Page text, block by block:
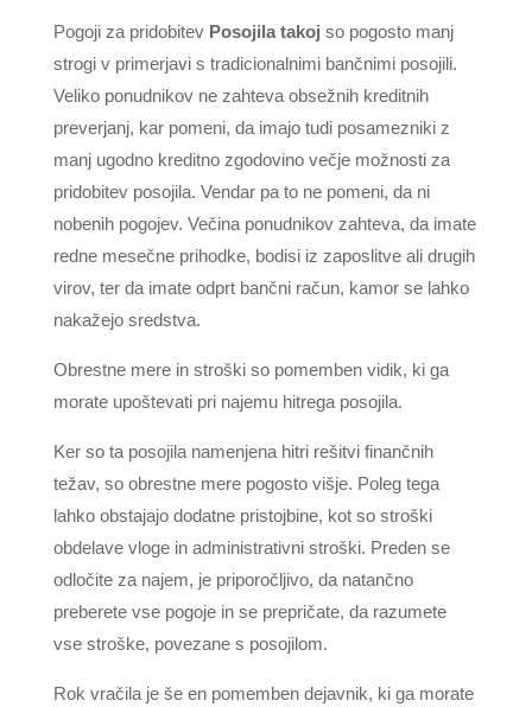
Pogoji za pridobitev Posojila takoj so pogosto manj
strogi v primerjavi s tradicionalnimi bančnimi posojili.
Veliko ponudnikov ne zahteva obsežnih kreditnih
preverjanj, kar pomeni, da imajo tudi posamezniki z
manj ugodno kreditno zgodovino večje možnosti za
pridobitev posojila. Vendar pa to ne pomeni, da ni
nobenih pogojev. Večina ponudnikov zahteva, da imate
redne mesečne prihodke, bodisi iz zaposlitve ali drugih
virov, ter da imate odprt bančni račun, kamor se lahko
nakažejo sredstva.
Obrestne mere in stroški so pomemben vidik, ki ga
morate upoštevati pri najemu hitrega posojila.
Ker so ta posojila namenjena hitri rešitvi finančnih
težav, so obrestne mere pogosto višje. Poleg tega
lahko obstajajo dodatne pristojbine, kot so stroški
obdelave vloge in administrativni stroški. Preden se
odločite za najem, je priporočljivo, da natančno
preberete vse pogoje in se prepričate, da razumete
vse stroške, povezane s posojilom.
Rok vračila je še en pomemben dejavnik, ki ga morate